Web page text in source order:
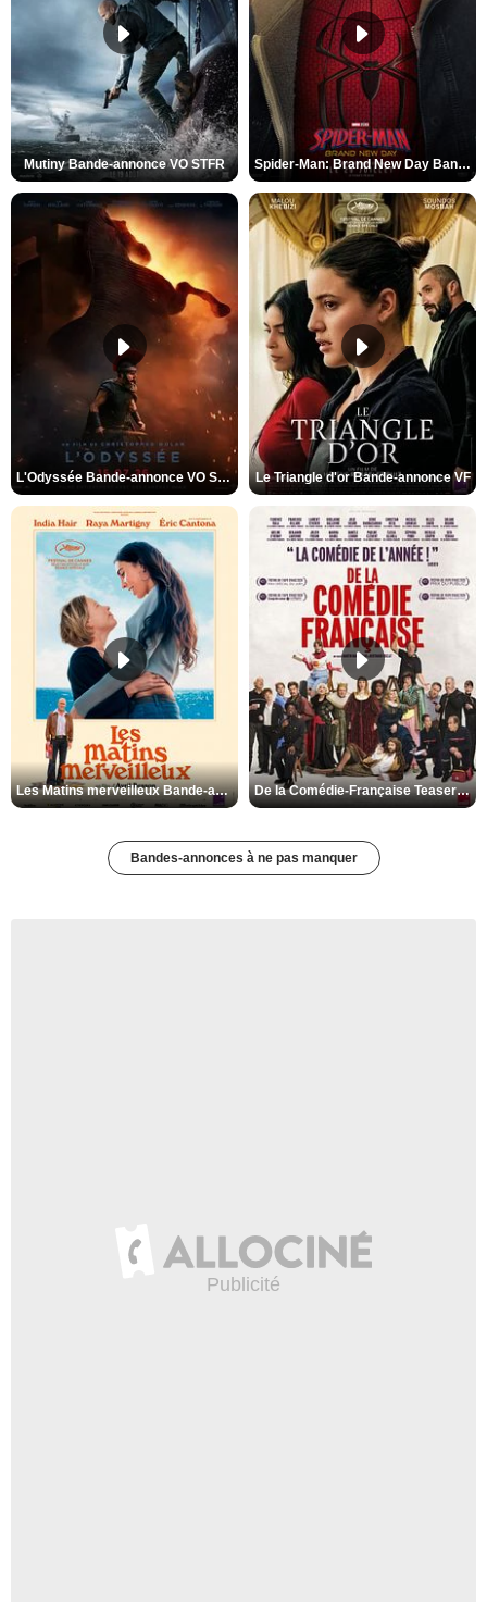
Mutiny Bande-annonce VO STFR Spider-Man: Brand New Day Bande-annonce VO STFR
L'Odyssée Bande-annonce VO STFR Le Triangle d'or Bande-annonce VF
Les Matins merveilleux Bande-annonce VF De la Comédie-Française Teaser VF
Bandes-annonces à ne pas manquer